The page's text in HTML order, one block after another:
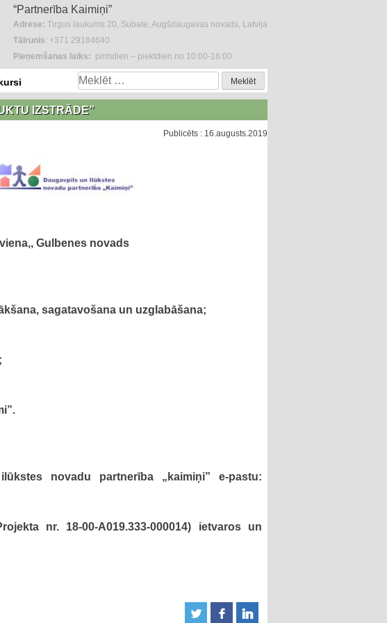
“Partnerība Kaimiņi”
Adrese: Tirgus laukums 20, Subate, Augšdaugavas novads, Latvija
Tālrunis: +371 29184640
Pieņemšanas laiks: pirmdien – piektdien no 10:00-16:00
Meklēt:
IZSTRĀDE”
Publicēts : 16.augusts.2019
Gulbenes novads
sagatavošana un uzglabāšana;
novadu partnerība „kaimiņi” e-pastu:
nr. 18-00-A019.333-000014) ietvaros un